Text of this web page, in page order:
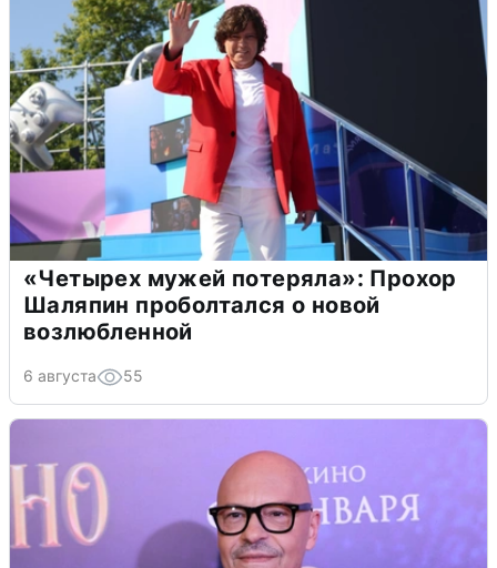
«Четырех мужей потеряла»: Прохор
Шаляпин проболтался о новой
возлюбленной
6 августа 55